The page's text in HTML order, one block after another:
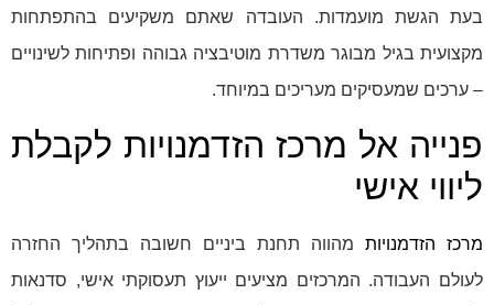
בעת הגשת מועמדות. העובדה שאתם משקיעים בהתפתחות
מקצועית בגיל מבוגר משדרת מוטיבציה גבוהה ופתיחות לשינויים
– ערכים שמעסיקים מעריכים במיוחד.
פנייה אל מרכז הזדמנויות לקבלת
ליווי אישי
מרכז הזדמנויות מהווה תחנת ביניים חשובה בתהליך החזרה
לעולם העבודה. המרכזים מציעים ייעוץ תעסוקתי אישי, סדנאות